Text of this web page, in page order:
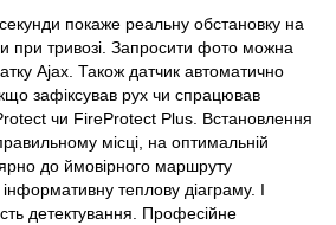
покаже реальну обстановку на
при тривозі. Запросити фото можна
Ajax. Також датчик автоматично
зафіксував рух чи спрацював
чи FireProtect Plus. Встановлення
місці, на оптимальній
до ймовірного маршруту
теплову діаграму. І
детектування. Професійне